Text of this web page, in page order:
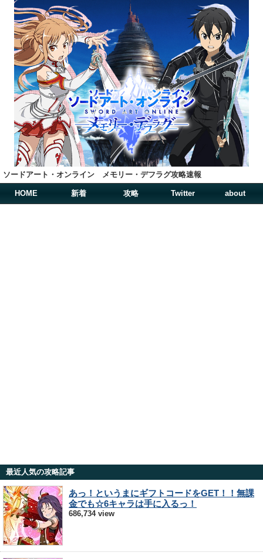
ソードアート・オンライン メモリー・デフラグ攻略速報
HOME 新着 攻略 Twitter about
最近人気の攻略記事
あっ！というまにギフトコードをGET！！無課
金でも☆6キャラは手に入るっ！
686,734 view